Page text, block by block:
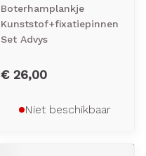
Boterhamplankje
Kunststof+fixatiepinnen
Set Advys
€ 26,00
Niet beschikbaar